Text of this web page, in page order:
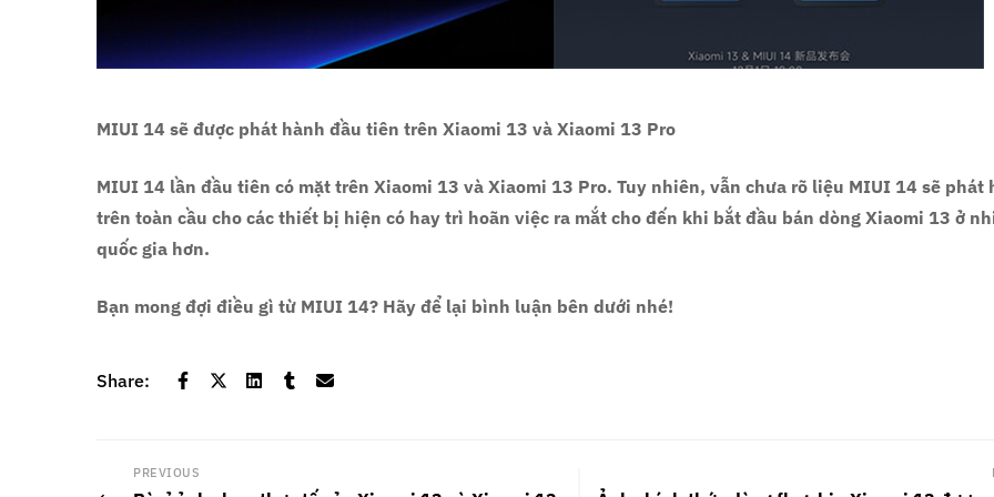
MIUI 14 sẽ được phát hành đầu tiên trên Xiaomi 13 và Xiaomi 13 Pro
MIUI 14 lần đầu tiên có mặt trên Xiaomi 13 và Xiaomi 13 Pro. Tuy nhiên, vẫn chưa rõ liệu MIUI 14 sẽ phát
trên toàn cầu cho các thiết bị hiện có hay trì hoãn việc ra mắt cho đến khi bắt đầu bán dòng Xiaomi 13 ở
quốc gia hơn.
Bạn mong đợi điều gì từ MIUI 14? Hãy để lại bình luận bên dưới nhé!
Share:
PREVIOUS